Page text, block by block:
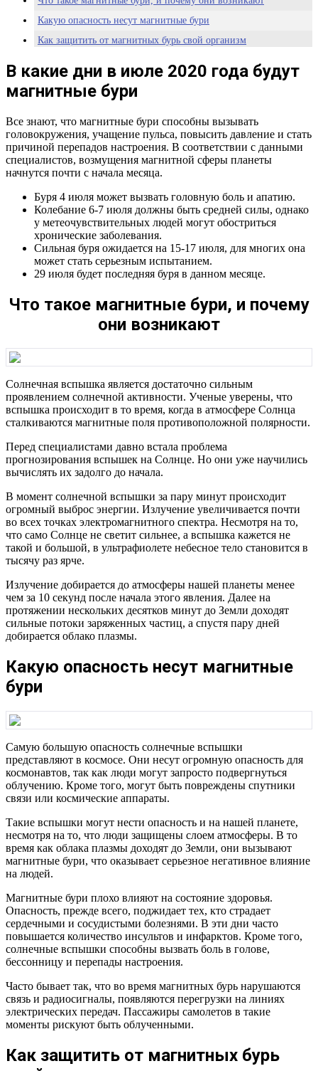
Какую опасность несут магнитные бури
Как защитить от магнитных бурь свой организм
В какие дни в июле 2020 года будут
магнитные бури
Все знают, что магнитные бури способны вызывать
головокружения, учащение пульса, повысить давление и стать
причиной перепадов настроения. В соответствии с данными
специалистов, возмущения магнитной сферы планеты
начнутся почти с начала месяца.
Буря 4 июля может вызвать головную боль и апатию.
Колебание 6-7 июля должны быть средней силы, однако
у метеочувствительных людей могут обостриться
хронические заболевания.
Сильная буря ожидается на 15-17 июля, для многих она
может стать серьезным испытанием.
29 июля будет последняя буря в данном месяце.
Что такое магнитные бури, и почему
они возникают
Солнечная вспышка является достаточно сильным
проявлением солнечной активности. Ученые уверены, что
вспышка происходит в то время, когда в атмосфере Солнца
сталкиваются магнитные поля противоположной полярности.
Перед специалистами давно встала проблема
прогнозирования вспышек на Солнце. Но они уже научились
вычислять их задолго до начала.
В момент солнечной вспышки за пару минут происходит
огромный выброс энергии. Излучение увеличивается почти
во всех точках электромагнитного спектра. Несмотря на то,
что само Солнце не светит сильнее, а вспышка кажется не
такой и большой, в ультрафиолете небесное тело становится в
тысячу раз ярче.
Излучение добирается до атмосферы нашей планеты менее
чем за 10 секунд после начала этого явления. Далее на
протяжении нескольких десятков минут до Земли доходят
сильные потоки заряженных частиц, а спустя пару дней
добирается облако плазмы.
Какую опасность несут магнитные
бури
Самую большую опасность солнечные вспышки
представляют в космосе. Они несут огромную опасность для
космонавтов, так как люди могут запросто подвергнуться
облучению. Кроме того, могут быть повреждены спутники
связи или космические аппараты.
Такие вспышки могут нести опасность и на нашей планете,
несмотря на то, что люди защищены слоем атмосферы. В то
время как облака плазмы доходят до Земли, они вызывают
магнитные бури, что оказывает серьезное негативное влияние
на людей.
Магнитные бури плохо влияют на состояние здоровья.
Опасность, прежде всего, поджидает тех, кто страдает
сердечными и сосудистыми болезнями. В эти дни часто
повышается количество инсультов и инфарктов. Кроме того,
солнечные вспышки способны вызвать боль в голове,
бессонницу и перепады настроения.
Часто бывает так, что во время магнитных бурь нарушаются
связь и радиосигналы, появляются перегрузки на линиях
электрических передач. Пассажиры самолетов в такие
моменты рискуют быть облученными.
Как защитить от магнитных бурь